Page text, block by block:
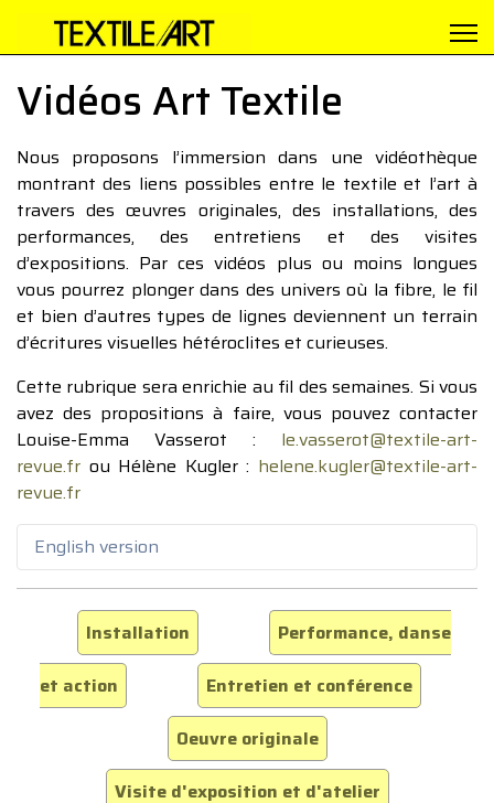
Vidéos Art Textile
Nous proposons l’immersion dans une vidéothèque
montrant des liens possibles entre le textile et l’art à
travers des œuvres originales, des installations, des
performances, des entretiens et des visites
d’expositions. Par ces vidéos plus ou moins longues
vous pourrez plonger dans des univers où la fibre, le fil
et bien d’autres types de lignes deviennent un terrain
d’écritures visuelles hétéroclites et curieuses.
Cette rubrique sera enrichie au fil des semaines. Si vous
avez des propositions à faire, vous pouvez contacter
Louise-Emma Vasserot : le.vasserot@textile-art-
revue.fr ou Hélène Kugler : helene.kugler@textile-art-
revue.fr
English version
Installation
Performance, danse
et action
Entretien et conférence
Oeuvre originale
Visite d'exposition et d'atelier